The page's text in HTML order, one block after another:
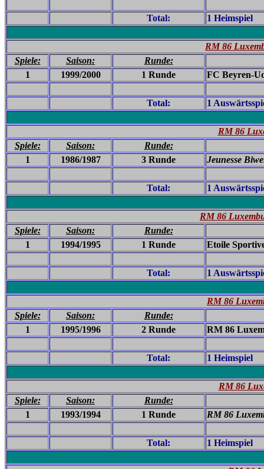
Total: 1 Heimspiel
RM 86
Spiele:
Saison:
Runde:
1
1999/2000 1 Runde FC Beyren-
Total: 1
RM 86
Spiele:
Saison:
Runde:
1
1986/1987 3 Runde Jeunesse
Total: 1
RM 86
Spiele:
Saison:
Runde:
1
1994/1995 1 Runde Etoile
Total: 1
RM 86
Spiele:
Saison:
Runde:
1
1995/1996 2 Runde RM 86
Total: 1 Heimspiel
RM 86
Spiele:
Saison:
Runde:
1
1993/1994 1 Runde RM 86
Total: 1 Heimspiel